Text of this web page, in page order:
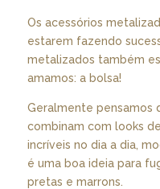
Os acessórios
estarem fazendo
metalizados também
amamos: a bolsa!
Geralmente pensamos
combinam com looks
incríveis no dia a dia,
é uma boa ideia para
pretas e marrons.